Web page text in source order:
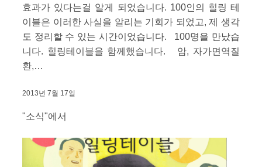
효과가 있다는걸 알게 되었습니다. 100인의 힐링 테
이블은 이러한 사실을 알리는 기회가 되었고, 제 생각
도 정리할 수 있는 시간이었습니다. 100명을 만났습
니다. 힐링테이블을 함께했습니다. 암, 자가면역질
환,…
2013년 7월 17일
"소식"에서